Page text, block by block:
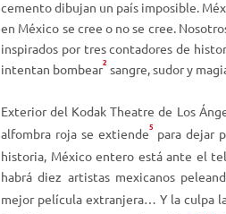
cemento dibujan un país imposible.
en México se cree o no se cree.
inspirados por tres contadores de
intentan bombear2 sangre, sudor y
Exterior del Kodak Theatre de Los
alfombra roja se extiende5 para dejar
historia, México entero está ante el
habrá diez artistas mexicanos
mejor película extranjera… Y la culpa